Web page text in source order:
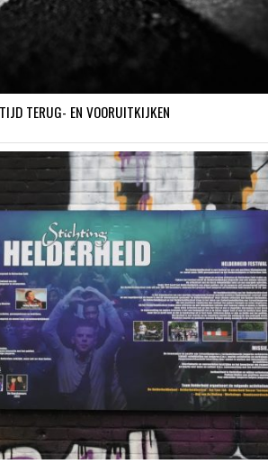
TERUG- EN VOORUITKIJKEN